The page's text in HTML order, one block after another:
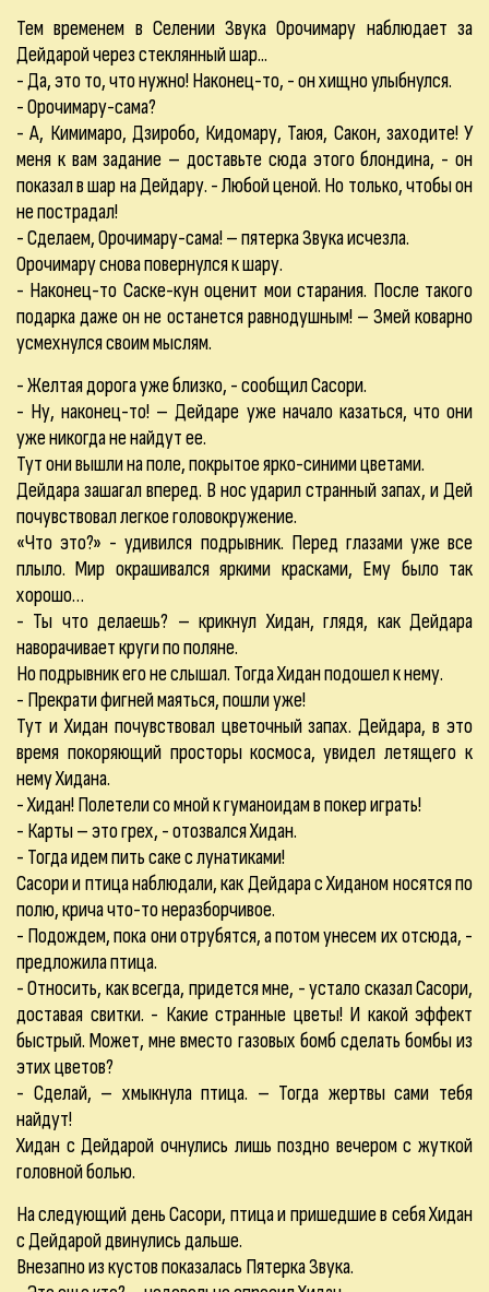
Тем временем в Селении Звука Орочимару наблюдает за
Дейдарой через стеклянный шар...
- Да, это то, что нужно! Наконец-то, - он хищно улыбнулся.
- Орочимару-сама?
- А, Кимимаро, Дзиробо, Кидомару, Таюя, Сакон, заходите! У
меня к вам задание – доставьте сюда этого блондина, - он
показал в шар на Дейдару. - Любой ценой. Но только, чтобы он
не пострадал!
- Сделаем, Орочимару-сама! – пятерка Звука исчезла.
Орочимару снова повернулся к шару.
- Наконец-то Саске-кун оценит мои старания. После такого
подарка даже он не останется равнодушным! – Змей коварно
усмехнулся своим мыслям.
- Желтая дорога уже близко, - сообщил Сасори.
- Ну, наконец-то! – Дейдаре уже начало казаться, что они
уже никогда не найдут ее.
Тут они вышли на поле, покрытое ярко-синими цветами.
Дейдара зашагал вперед. В нос ударил странный запах, и Дей
почувствовал легкое головокружение.
«Что это?» - удивился подрывник. Перед глазами уже все
плыло. Мир окрашивался яркими красками, Ему было так
хорошо…
- Ты что делаешь? – крикнул Хидан, глядя, как Дейдара
наворачивает круги по поляне.
Но подрывник его не слышал. Тогда Хидан подошел к нему.
- Прекрати фигней маяться, пошли уже!
Тут и Хидан почувствовал цветочный запах. Дейдара, в это
время покоряющий просторы космоса, увидел летящего к
нему Хидана.
- Хидан! Полетели со мной к гуманоидам в покер играть!
- Карты – это грех, - отозвался Хидан.
- Тогда идем пить саке с лунатиками!
Сасори и птица наблюдали, как Дейдара с Хиданом носятся по
полю, крича что-то неразборчивое.
- Подождем, пока они отрубятся, а потом унесем их отсюда, -
предложила птица.
- Относить, как всегда, придется мне, - устало сказал Сасори,
доставая свитки. - Какие странные цветы! И какой эффект
быстрый. Может, мне вместо газовых бомб сделать бомбы из
этих цветов?
- Сделай, – хмыкнула птица. – Тогда жертвы сами тебя
найдут!
Хидан с Дейдарой очнулись лишь поздно вечером с жуткой
головной болью.
На следующий день Сасори, птица и пришедшие в себя Хидан
с Дейдарой двинулись дальше.
Внезапно из кустов показалась Пятерка Звука.